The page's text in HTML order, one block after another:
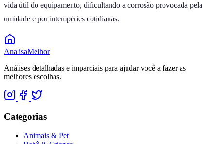
vida útil do equipamento, dificultando a corrosão provocada pela
umidade e por intempéries cotidianas.
AnalisaMelhor
Análises detalhadas e imparciais para ajudar você a fazer as
melhores escolhas.
Categorias
Animais & Pet